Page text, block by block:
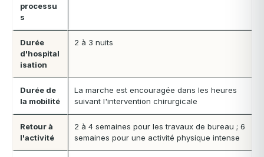
processu
s
Durée
d'hospital
isation
2 à 3 nuits
Durée de
la mobilité
La marche est encouragée dans les heures
suivant l'intervention chirurgicale
Retour à
l'activité
2 à 4 semaines pour les travaux de bureau ; 6
semaines pour une activité physique intense